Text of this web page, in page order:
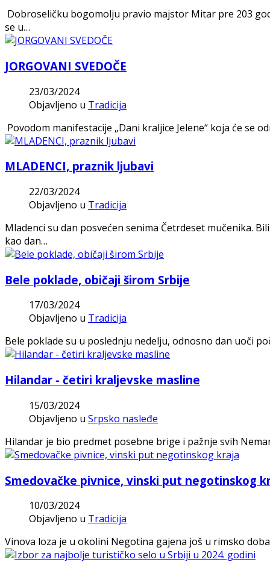
Dobroseličku bogomolju pravio majstor Mitar pre 203
se u…
JORGOVANI SVEDOČE
23/03/2024
Objavljeno u Tradicija
Povodom manifestacije „Dani kraljice Jelene“ koja će se
MLADENCI, praznik ljubavi
22/03/2024
Objavljeno u Tradicija
Mladenci su dan posvećen senima Četrdeset mučenika.
kao dan…
Bele poklade, običaji širom Srbije
17/03/2024
Objavljeno u Tradicija
Bele poklade su u poslednju nedelju, odnosno dan uoči
Hilandar - četiri kraljevske masline
15/03/2024
Objavljeno u Srpsko nasleđe
Hilandar je bio predmet posebne brige i pažnje svih
Smedovačke pivnice, vinski put negotinskog
10/03/2024
Objavljeno u Tradicija
Vinova loza je u okolini Negotina gajena još u rimsko